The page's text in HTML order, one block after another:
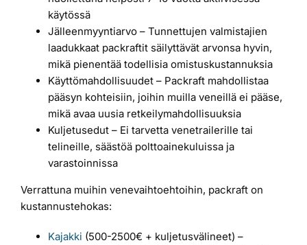
käytössä
Jälleenmyyntiarvo – Tunnettujen valmistajien
laadukkaat packraftit säilyttävät arvonsa hyvin,
mikä pienentää todellisia omistuskustannuksia
Käyttömahdollisuudet – Packraft mahdollistaa
pääsyn kohteisiin, joihin muilla veneillä ei pääse,
mikä avaa uusia retkeilymahdollisuuksia
Kuljetusedut – Ei tarvetta venetrailerille tai
telineille, säästöä polttoainekuluissa ja
varastoinnissa
Verrattuna muihin venevaihtoehtoihin, packraft on
kustannustehokas:
Kajakki (500-2500€ + kuljetusvälineet) –